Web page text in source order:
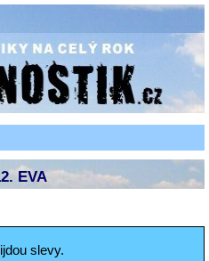
EVA
slevy.